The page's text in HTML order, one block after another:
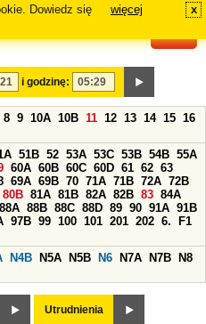
Dowiedz się
więcej x
i godzinę:
8 9 10A 10B 11 12 13 14 15 16
51B 52 53A 53C 53B 54B 55A
60A 60B 60C 60D 61 62 63
69A 69B 70 71A 71B 72A 72B
80B 81A 81B 82A 82B 83 84A
88A 88B 88C 88D 89 90 91A 91B
97B 99 100 101 201 202 6.
F1
N4B N5A N5B N6 N7A N7B
N8
Utrudnienia